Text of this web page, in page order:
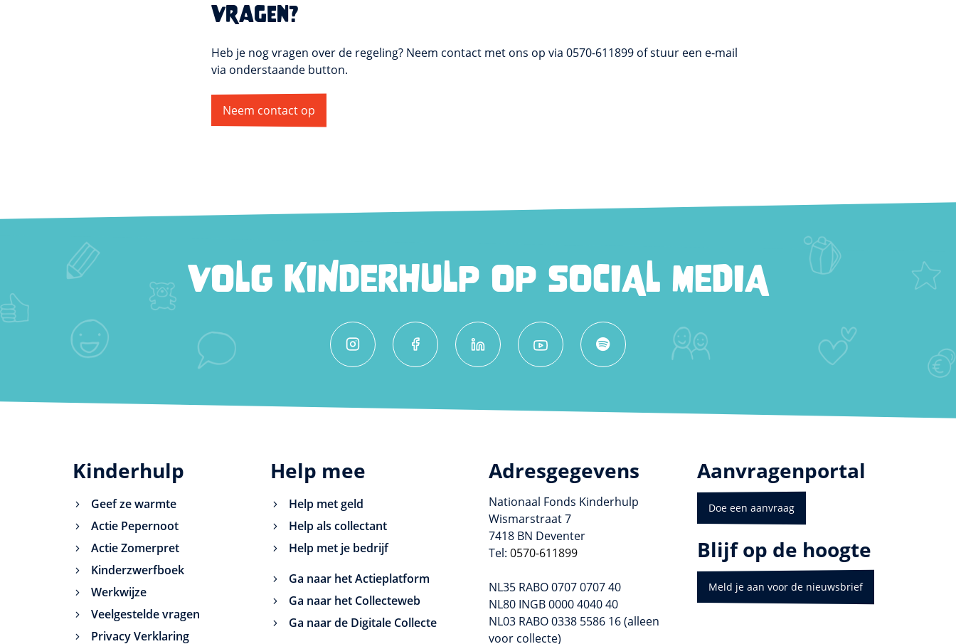
Vragen?
Heb je nog vragen over de regeling? Neem contact met ons op via 0570-611899 of stuur een e-mail
via onderstaande button.
Neem contact op
VOLG KINDERHULP OP SOCIAL MEDIA
Kinderhulp
Geef ze warmte
Actie Pepernoot
Actie Zomerpret
Kinderzwerfboek
Werkwijze
Veelgestelde vragen
Privacy Verklaring
Help mee
Help met geld
Help als collectant
Help met je bedrijf
Ga naar het Actieplatform
Ga naar het Collecteweb
Ga naar de Digitale Collecte
Adresgegevens
Nationaal Fonds Kinderhulp
Wismarstraat 7
7418 BN Deventer
Tel: 0570-611899
NL35 RABO 0707 0707 40
NL80 INGB 0000 4040 40
NL03 RABO 0338 5586 16 (alleen
voor collecte)
Aanvragenportal
Doe een aanvraag
Blijf op de hoogte
Meld je aan voor de nieuwsbrief